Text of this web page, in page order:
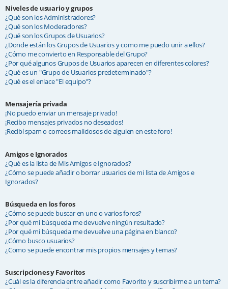
Niveles de usuario y grupos
¿Qué son los Administradores?
¿Qué son los Moderadores?
¿Qué son los Grupos de Usuarios?
¿Donde están los Grupos de Usuarios y como me puedo unir a ellos?
¿Cómo me convierto en Responsable del Grupo?
¿Por qué algunos Grupos de Usuarios aparecen en diferentes colores?
¿Qué es un "Grupo de Usuarios predeterminado"?
¿Qué es el enlace "El equipo"?
Mensajería privada
¡No puedo enviar un mensaje privado!
¡Recibo mensajes privados no deseados!
¡Recibí spam o correos maliciosos de alguien en este foro!
Amigos e Ignorados
¿Qué es la lista de Mis Amigos e Ignorados?
¿Cómo se puede añadir o borrar usuarios de mi lista de Amigos e
Ignorados?
Búsqueda en los foros
¿Cómo se puede buscar en uno o varios foros?
¿Por qué mi búsqueda me devuelve ningún resultado?
¿Por qué mi búsqueda me devuelve una página en blanco?
¿Cómo busco usuarios?
¿Como se puede encontrar mis propios mensajes y temas?
Suscripciones y Favoritos
¿Cuál es la diferencia entre añadir como Favorito y suscribirme a un tema?